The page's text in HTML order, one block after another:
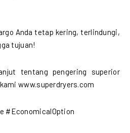
Anda tetap kering, terlindungi,
tujuan!
tentang pengering superior
www.superdryers.com
#EconomicalOption